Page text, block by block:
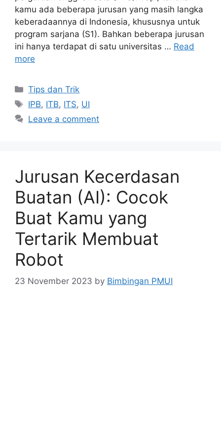
kamu ada beberapa jurusan yang masih langka
keberadaannya di Indonesia, khususnya untuk
program sarjana (S1). Bahkan beberapa jurusan
ini hanya terdapat di satu universitas … Read
more
Tips dan Trik
IPB, ITB, ITS, UI
Leave a comment
Jurusan Kecerdasan
Buatan (AI): Cocok
Buat Kamu yang
Tertarik Membuat
Robot
23 November 2023 by Bimbingan PMUI